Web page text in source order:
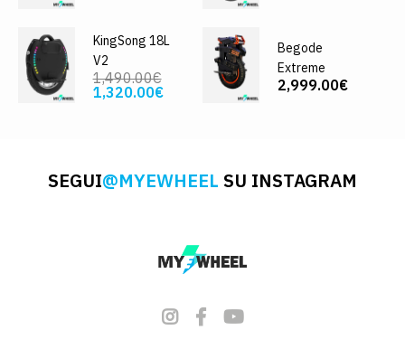
KingSong 18L
V2
1,490.00€
1,320.00€
Begode
Extreme
2,999.00€
SEGUI@MYEWHEEL SU INSTAGRAM